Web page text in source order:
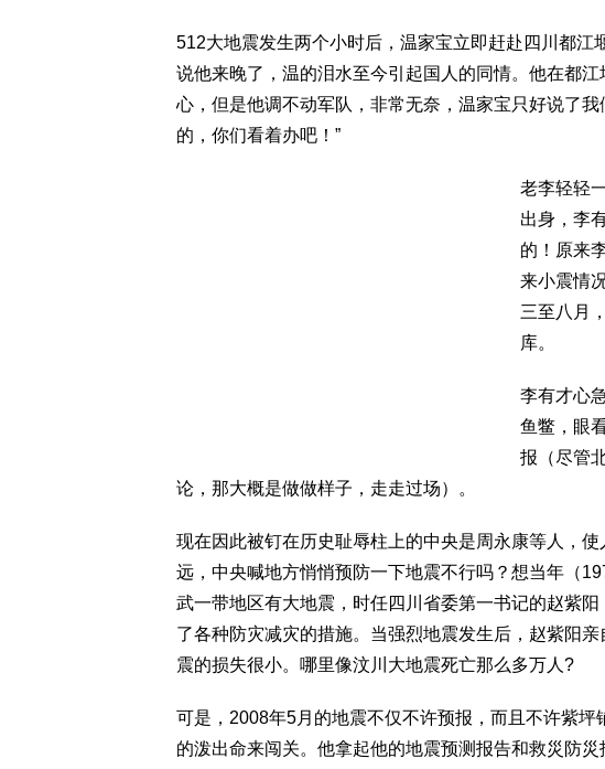
512大地震发生两个小时后，温家宝立即赶赴四川都江
说他来晚了，温的泪水至今引起国人的同情。他在都
心，但是他调不动军队，非常无奈，温家宝只好说了
的，你们看着办吧！”
老李轻轻
出身，李
的！原来
来小震情
三至八月
库。
李有才心
鱼鳖，眼
报（尽管
论，那大概是做做样子，走走过场）。
现在因此被钉在历史耻辱柱上的中央是周永康等人，
远，中央喊地方悄悄预防一下地震不行吗？想当年（
武一带地区有大地震，时任四川省委第一书记的赵紫
了各种防灾减灾的措施。当强烈地震发生后，赵紫阳
震的损失很小。哪里像汶川大地震死亡那么多万人?
可是，2008年5月的地震不仅不许预报，而且不许紫
的泼出命来闯关。他拿起他的地震预测报告和救災防